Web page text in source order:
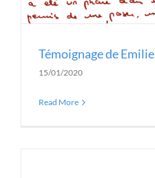
Témoignage de Emilie
15/01/2020
Read More